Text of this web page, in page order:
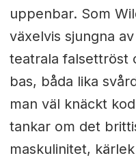
uppenbar. Som
växelvis sjungna
teatrala falsettröst
bas, båda lika
man väl knäckt
tankar om det
maskulinitet,